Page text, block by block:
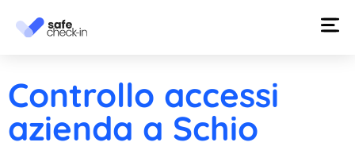
Controllo accessi
azienda a Schio